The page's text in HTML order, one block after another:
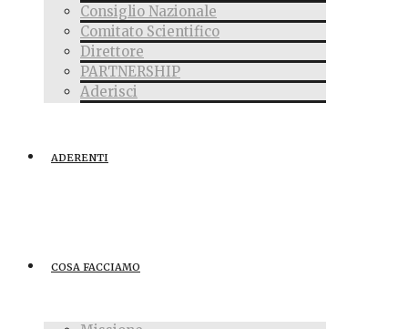
Consiglio Nazionale
Comitato Scientifico
Direttore
PARTNERSHIP
Aderisci
ADERENTI
COSA FACCIAMO